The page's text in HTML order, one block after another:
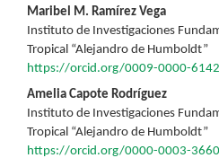
Contenido
principal
del
artículo
Maribel M. Ramírez Vega
Instituto de Investigaciones
Tropical “Alejandro de Humboldt”
https://orcid.org/0009-0000-
Amelia Capote Rodríguez
Instituto de Investigaciones
Tropical “Alejandro de Humboldt”
https://orcid.org/0000-0003-